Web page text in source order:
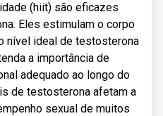
(hiit) são eficazes
Eles estimulam o corpo
nível ideal de testosterona
a importância de
adequado ao longo do
de testosterona afetam a
sexual de muitos